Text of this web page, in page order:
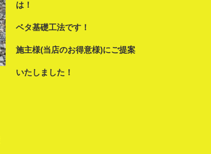
は！
ベタ基礎工法です！
施主様(当店のお得意様)にご提案
いたしました！